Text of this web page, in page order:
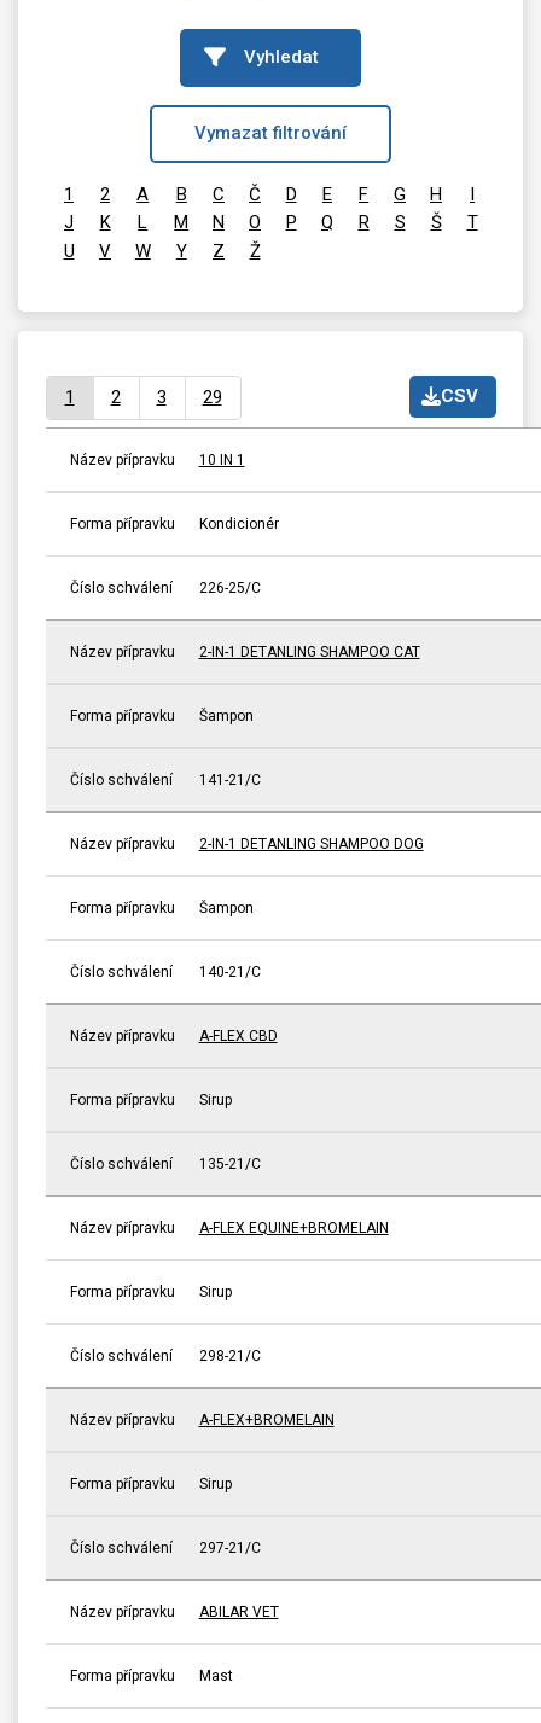
Vyhledat
Vymazat filtrování
1 2 A B C Č D E F G H
I
J
K L M N O P Q R S Š
T
U
V W Y Z Ž
CSV
1 2 3 29
Název přípravku 10 IN 1
Forma přípravku Kondicionér
Číslo schválení 226-25/C
Název přípravku 2-IN-1 DETANLING SHAMPOO CAT
Forma přípravku Šampon
Číslo schválení 141-21/C
Název přípravku 2-IN-1 DETANLING SHAMPOO DOG
Forma přípravku Šampon
Číslo schválení 140-21/C
Název přípravku A-FLEX CBD
Forma přípravku Sirup
Číslo schválení 135-21/C
Název přípravku A-FLEX EQUINE+BROMELAIN
Forma přípravku Sirup
Číslo schválení 298-21/C
Název přípravku A-FLEX+BROMELAIN
Forma přípravku Sirup
Číslo schválení 297-21/C
Název přípravku ABILAR VET
Forma přípravku Mast